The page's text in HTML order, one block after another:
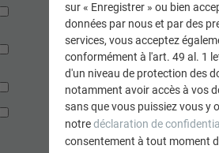
RETOUR
sur « Enregistrer » ou bien
données par nous et par des
services, vous acceptez
conformément à l'art. 49 al. 1
d'un niveau de protection des
notamment avoir accès à vos
sans que vous puissiez vous y
notredéclaration de
consentement à tout moment